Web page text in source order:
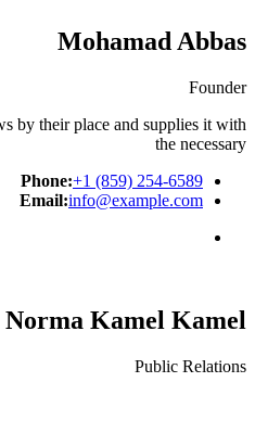
Mohamad Abbas
Founder
by their place and supplies it with
the necessary
Phone:+1 (859) 254-6589
Email:info@example.com
Norma Kamel Kamel
Public Relations